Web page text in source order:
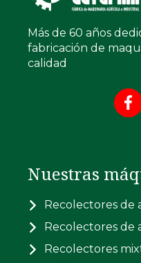
Más de 60 años
fabricación de
calidad
Nuestras
Recolectores de
Recolectores de
Recolectores